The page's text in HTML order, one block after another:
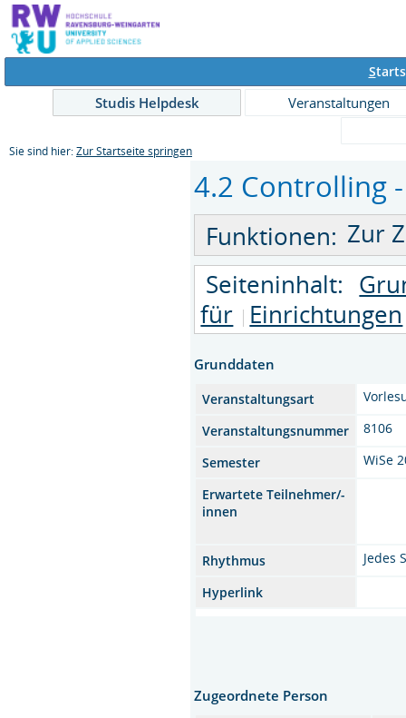
S
Studis Helpdesk
Veranstaltungen
Sie sind hier: Zur Startseite springen
4.2 Controlling
Funktionen: Zur
Seiteninhalt:
für Einrichtungen
Grunddaten
Veranstaltungsart
Veranstaltungsnummer
8106
Semester
WiSe
Erwartete Teilnehmer/-
innen
Rhythmus
Jedes
Hyperlink
Zugeordnete Person